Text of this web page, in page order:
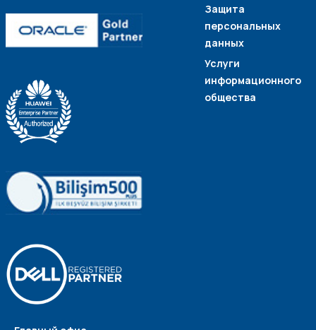
Защита
персональных
данных
Услуги
информационного
общества